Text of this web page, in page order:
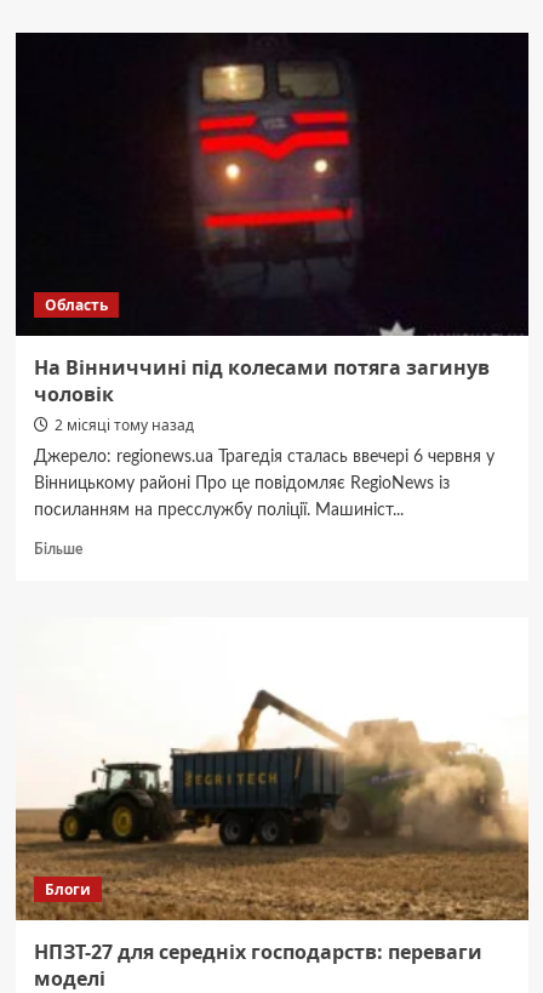
календар
Область
На Вінниччині під колесами потяга загинув
чоловік
2 місяці тому назад
Джерело: regionews.ua Трагедія сталась ввечері 6 червня у
Вінницькому районі Про це повідомляє RegioNews із
посиланням на пресслужбу поліції. Машиніст...
БільшеДокладніше
Блоги
НПЗТ-27 для середніх господарств: переваги
моделі